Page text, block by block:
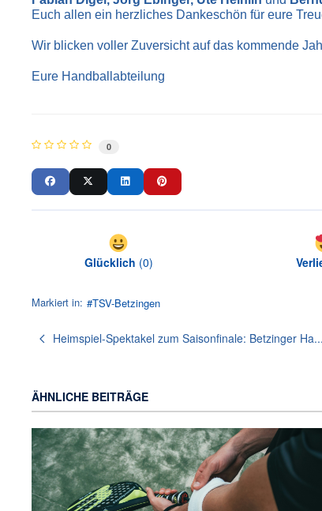
Euch allen ein herzliches Dankeschön für eure
Wir blicken voller Zuversicht auf das kommende
Eure Handballabteilung
0
Glücklich (0)
Markiert in: TSV-Betzingen
Heimspiel-Spektakel zum Saisonfinale: Betzinger Ha...
ÄHNLICHE BEITRÄGE